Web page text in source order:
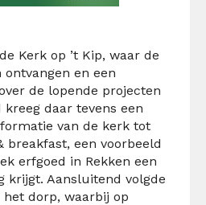
Kerk op ’t Kip, waar de
en een
de lopende projecten
daar tevens een
van de kerk tot
breakfast, een voorbeeld
erfgoed in Rekken een
krijgt. Aansluitend volgde
dorp, waarbij op